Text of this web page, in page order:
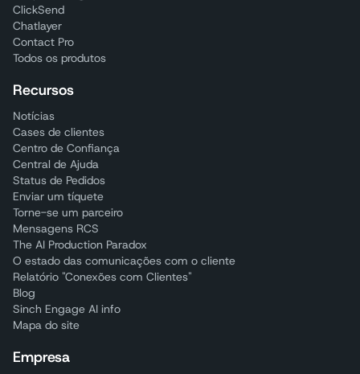
ClickSend
Chatlayer
Contact Pro
Todos os produtos
Recursos
Notícias
Cases de clientes
Centro de Confiança
Central de Ajuda
Status de Pedidos
Enviar um tíquete
Torne-se um parceiro
Mensagens RCS
The AI Production Paradox
O estado das comunicações com o cliente
Relatório "Conexões com Clientes"
Blog
Sinch Engage AI info
Mapa do site
Empresa